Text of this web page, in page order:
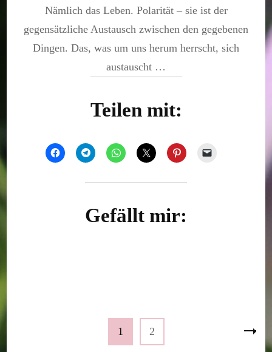
Nämlich das Leben. Polarität – sie ist der
gegensätzliche Austausch zwischen den gegebenen
Dingen. Das, was um uns herum herrscht, sich
austauscht …
Teilen mit:
Gefällt mir:
Seitennummerierung
Seite
1 Seite
2